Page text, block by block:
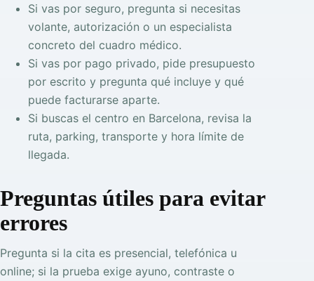
Si vas por seguro, pregunta si necesitas
volante, autorización o un especialista
concreto del cuadro médico.
Si vas por pago privado, pide presupuesto
por escrito y pregunta qué incluye y qué
puede facturarse aparte.
Si buscas el centro en Barcelona, revisa la
ruta, parking, transporte y hora límite de
llegada.
Preguntas útiles para evitar
errores
Pregunta si la cita es presencial, telefónica u
online; si la prueba exige ayuno, contraste o